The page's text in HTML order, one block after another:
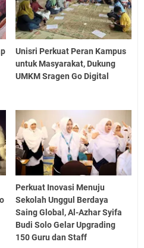
Unisri Perkuat Peran Kampus
untuk Masyarakat, Dukung
UMKM Sragen Go Digital
Perkuat Inovasi Menuju
Sekolah Unggul Berdaya
Saing Global, Al-Azhar Syifa
Budi Solo Gelar Upgrading
150 Guru dan Staff